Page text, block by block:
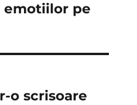
emotiilor pe
o scrisoare